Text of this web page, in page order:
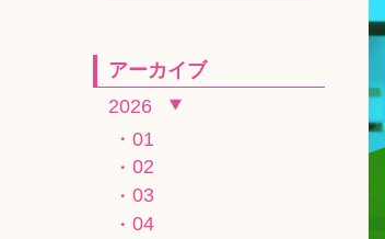
アーカイブ
2026
01
02
03
04